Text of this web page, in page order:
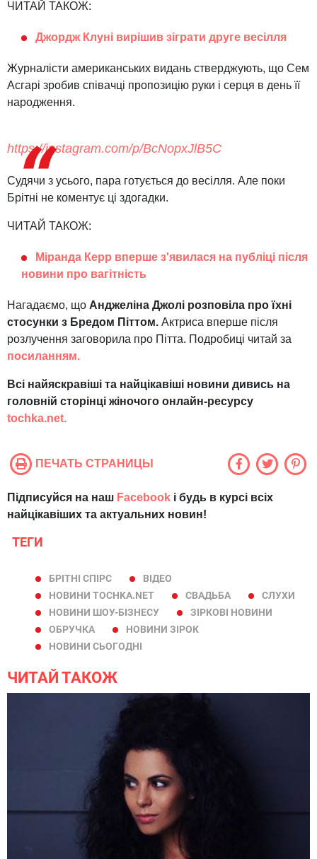
ЧИТАЙ ТАКОЖ:
Джордж Клуні вирішив зіграти друге весілля
Журналісти американських видань стверджують, що Сем
Асгарі зробив співачці пропозицію руки і серця в день її
народження.
https://instagram.com/p/BcNopxJlB5C
Судячи з усього, пара готується до весілля. Але поки
Брітні не коментує ці здогадки.
ЧИТАЙ ТАКОЖ:
Міранда Керр вперше з'явилася на публіці після
новини про вагітність
Нагадаємо, що Анджеліна Джолі розповіла про їхні
стосунки з Бредом Піттом. Актриса вперше після
розлучення заговорила про Пітта. Подробиці читай за
посиланням.
Всі найяскравіші та найцікавіші новини дивись на
головній сторінці жіночого онлайн-ресурсу
tochka.net.
ПЕЧАТЬ СТРАНИЦЫ
Підписуйся на наш Facebook і будь в курсі всіх
найцікавіших та актуальних новин!
ТЕГИ
БРІТНІ СПІРС
ВІДЕО
НОВИНИ TOCHKA.NET
СВАДЬБА
СЛУХИ
НОВИНИ ШОУ-БІЗНЕСУ
ЗІРКОВІ НОВИНИ
ОБРУЧКА
НОВИНИ ЗІРОК
НОВИНИ СЬОГОДНІ
ЧИТАЙ ТАКОЖ